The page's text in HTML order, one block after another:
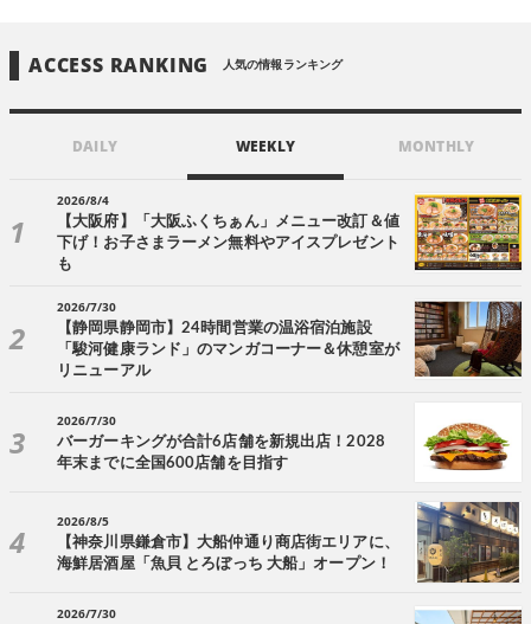
ACCESS RANKING 人気の情報ランキング
DAILY WEEKLY MONTHLY
2026/8/4
【大阪府】「大阪ふくちぁん」メニュー改訂＆値
下げ！お子さまラーメン無料やアイスプレゼント
も
2026/7/30
【静岡県静岡市】24時間営業の温浴宿泊施設
「駿河健康ランド」のマンガコーナー＆休憩室が
リニューアル
2026/7/30
バーガーキングが合計6店舗を新規出店！2028
年末までに全国600店舗を目指す
2026/8/5
【神奈川県鎌倉市】大船仲通り商店街エリアに、
海鮮居酒屋「魚貝 とろぼっち 大船」オープン！
2026/7/30